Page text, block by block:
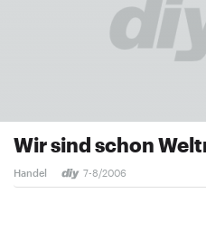
Wir sind schon
Handel 7-8/2006